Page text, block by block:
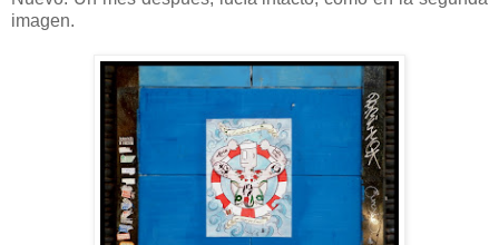
imagen.